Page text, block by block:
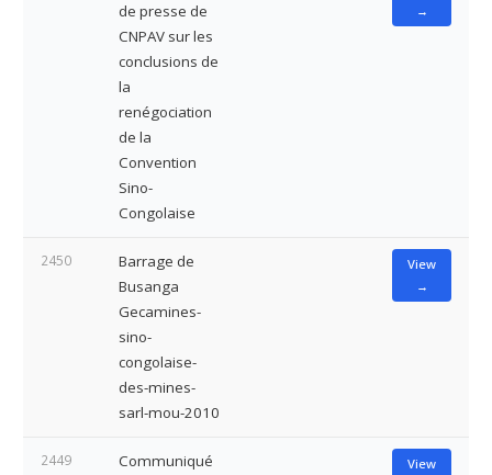
de presse de
CNPAV sur les
conclusions de
la
renégociation
de la
Convention
Sino-
Congolaise
→
2450
Barrage de
Busanga
Gecamines-
sino-
congolaise-
des-mines-
sarl-mou-2010
View
→
2449
Communiqué
View